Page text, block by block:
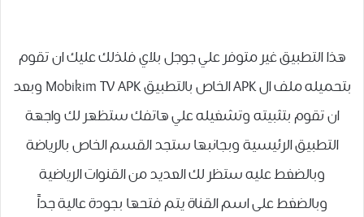
هذا التطبيق غير متوفر علي جوجل بلاي فلذلك عليك ان تقوم
بتحميله ملف ال APK الخاص بالتطبيق Mobikim TV APK وبعد
ان تقوم بتثبيته وتشغيله علي هاتفك ستظهر لك واجهة
التطبيق الرئيسية وبجانبها ستجد القسم الخاص بالرياضة
وبالضغط عليه ستظر لك العديد من القنوات الرياضية
وبالضغط على اسم القناة يتم فتحها بجودة عالية جداً